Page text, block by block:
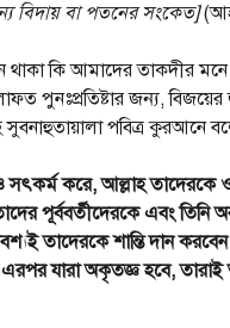
বিদায় বা পতনের সংকেত]
থাকা কি আমাদের তাকদীর
পুনঃপ্রতিষ্টার জন্য,
পবিত্র কুরআনে
সৎকর্ম করে, আল্লাহ
পূর্ববর্তীদেরকে এবং
তাদেরকে শান্তি দান
যারা অকৃতজ্ঞ হবে,